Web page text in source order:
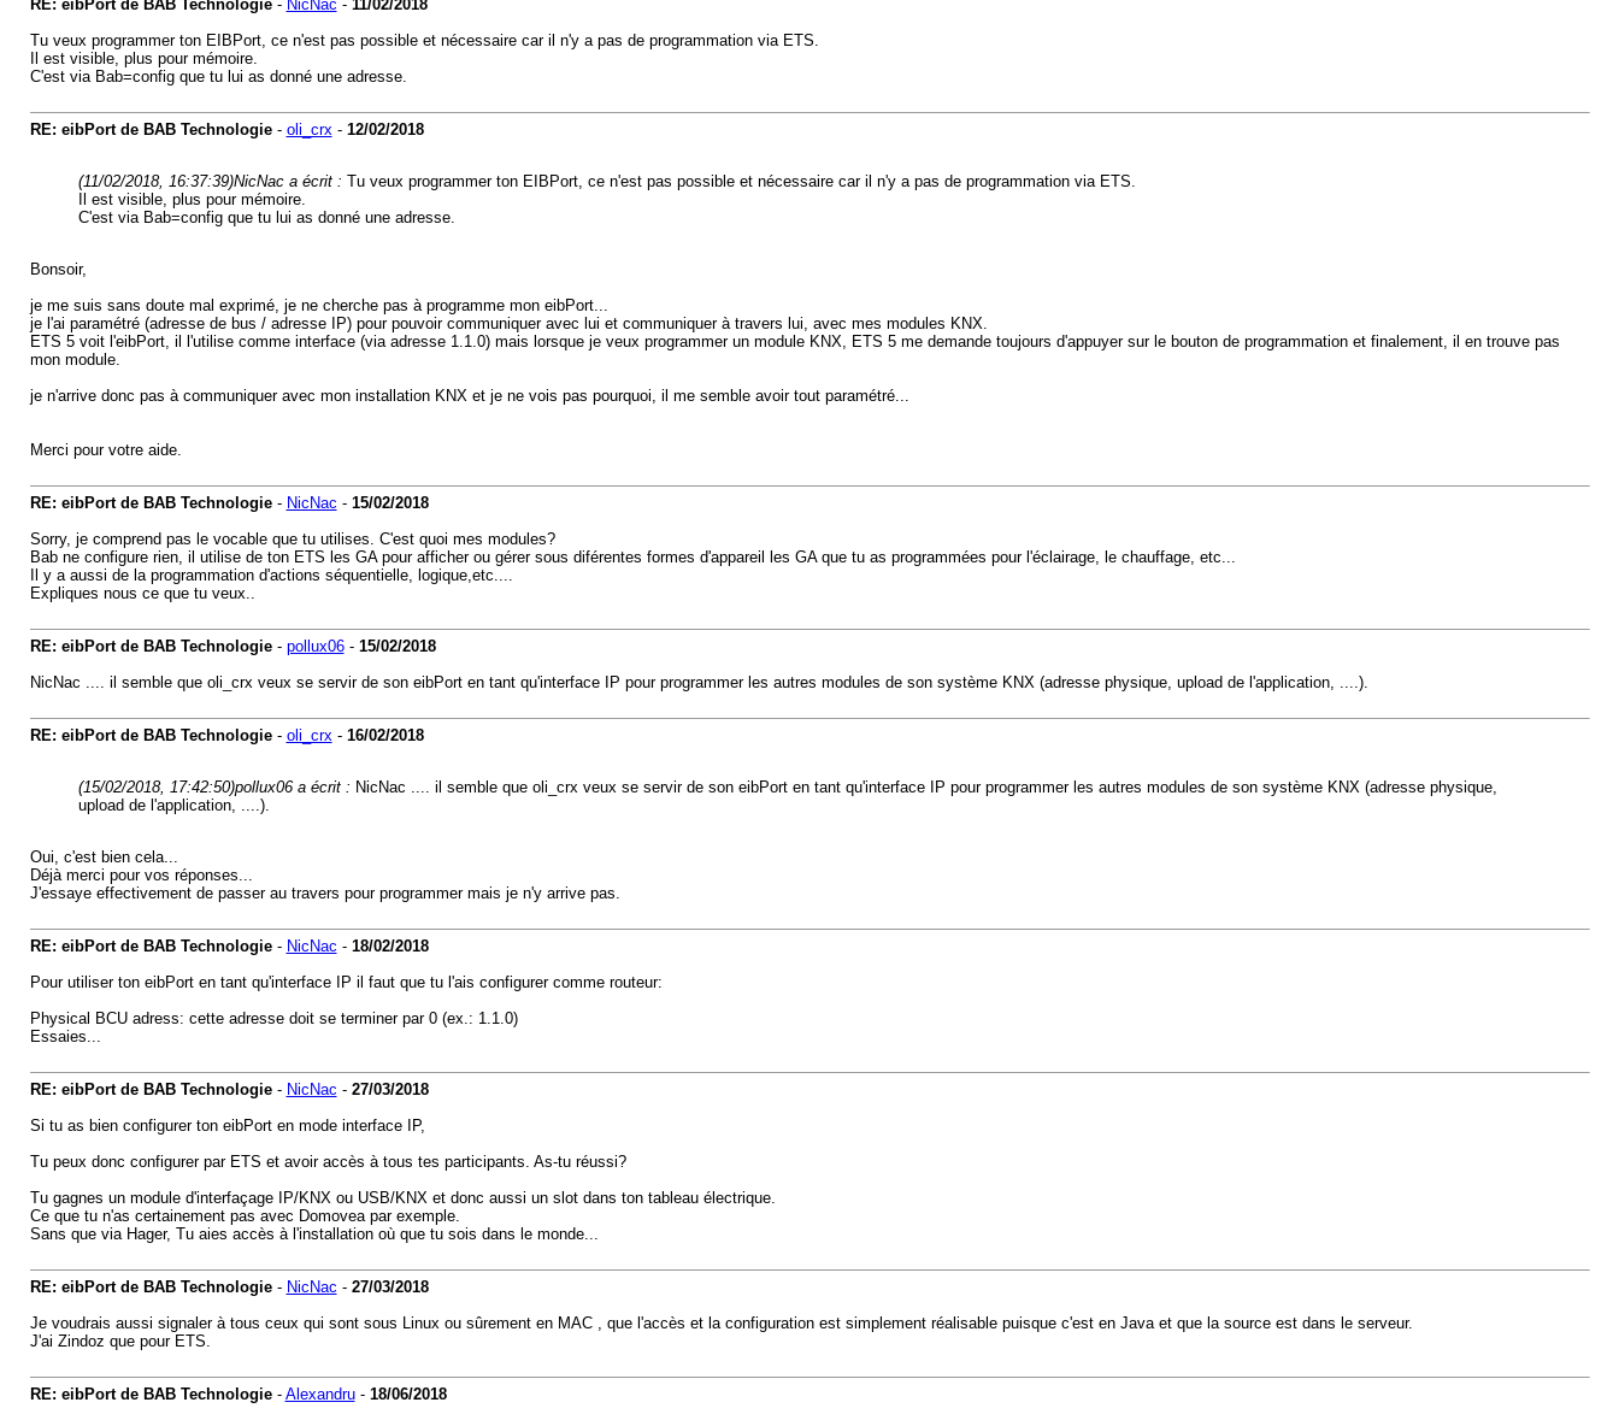
RE: eibPort de BAB Technologie- NicNac - 11/02/2018
Tu veux programmer ton EIBPort, ce n'est pas possible et nécessaire car il n'y a pas de programmation via ETS.
Il est visible, plus pour mémoire.
C'est via Bab=config que tu lui as donné une adresse.
RE: eibPort de BAB Technologie- oli_crx- 12/02/2018
(11/02/2018, 16:37:39)NicNac a écrit : Tu veux programmer ton EIBPort, ce n'est pas possible et nécessaire car il n'y a pas de programmation via ETS.
Il est visible, plus pour mémoire.
C'est via Bab=config que tu lui as donné une adresse.
Bonsoir,
je me suis sans doute mal exprimé, je ne cherche pas à programme mon eibPort...
je l'ai paramétré (adresse de bus / adresse IP) pour pouvoir communiquer avec lui et communiquer à travers lui, avec mes modules KNX.
ETS 5 voit l'eibPort, il l'utilise comme interface (via adresse 1.1.0) mais lorsque je veux programmer un module KNX, ETS 5 me demande toujours d'appuyer sur le bouton de programmation et finalement, il en trouve pas
mon module.
je n'arrive donc pas à communiquer avec mon installation KNX et je ne vois pas pourquoi, il me semble avoir tout paramétré...
Merci pour votre aide.
RE: eibPort de BAB Technologie- NicNac - 15/02/2018
Sorry, je comprend pas le vocable que tu utilises. C'est quoi mes modules?
Bab ne configure rien, il utilise de ton ETS les GA pour afficher ou gérer sous diférentes formes d'appareil les GA que tu as programmées pour l'éclairage, le chauffage, etc...
Il y a aussi de la programmation d'actions séquentielle, logique,etc....
Expliques nous ce que tu veux..
RE: eibPort de BAB Technologie- pollux06- 15/02/2018
NicNac .... il semble que oli_crx veux se servir de son eibPort en tant qu'interface IP pour programmer les autres modules de son système KNX (adresse physique, upload de l'application, ....).
RE: eibPort de BAB Technologie- oli_crx- 16/02/2018
(15/02/2018, 17:42:50)pollux06 a écrit : NicNac .... il semble que oli_crx veux se servir de son eibPort en tant qu'interface IP pour programmer les autres modules de son système KNX (adresse physique,
upload de l'application, ....).
Oui, c'est bien cela...
Déjà merci pour vos réponses...
J'essaye effectivement de passer au travers pour programmer mais je n'y arrive pas.
RE: eibPort de BAB Technologie- NicNac - 18/02/2018
Pour utiliser ton eibPort en tant qu'interface IP il faut que tu l'ais configurer comme routeur:
Physical BCU adress: cette adresse doit se terminer par 0 (ex.: 1.1.0)
Essaies...
RE: eibPort de BAB Technologie- NicNac - 27/03/2018
Si tu as bien configurer ton eibPort en mode interface IP,
Tu peux donc configurer par ETS et avoir accès à tous tes participants. As-tu réussi?
Tu gagnes un module d'interfaçage IP/KNX ou USB/KNX et donc aussi un slot dans ton tableau électrique.
Ce que tu n'as certainement pas avec Domovea par exemple.
Sans que via Hager, Tu aies accès à l'installation où que tu sois dans le monde...
RE: eibPort de BAB Technologie- NicNac - 27/03/2018
Je voudrais aussi signaler à tous ceux qui sont sous Linux ou sûrement en MAC , que l'accès et la configuration est simplement réalisable puisque c'est en Java et que la source est dans le serveur.
J'ai Zindoz que pour ETS.
RE: eibPort de BAB Technologie- Alexandru- 18/06/2018